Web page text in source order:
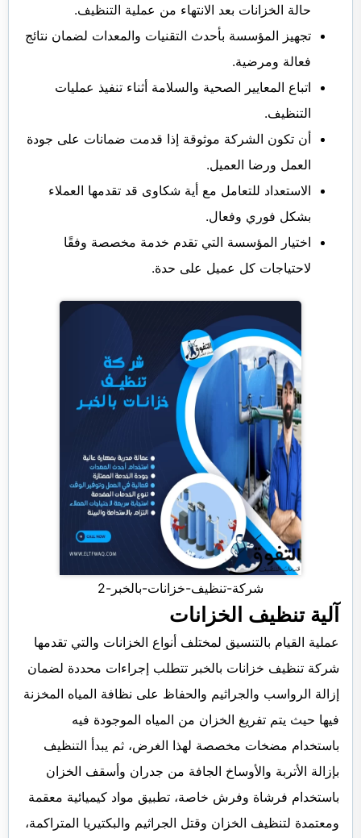
حالة الخزانات بعد الانتهاء من عملية التنظيف.
تجهيز المؤسسة بأحدث التقنيات والمعدات لضمان نتائج
فعالة ومرضية.
اتباع المعايير الصحية والسلامة أثناء تنفيذ عمليات
التنظيف.
أن تكون الشركة موثوقة إذا قدمت ضمانات على جودة
العمل ورضا العميل.
الاستعداد للتعامل مع أية شكاوى قد تقدمها العملاء
بشكل فوري وفعال.
اختيار المؤسسة التي تقدم خدمة مخصصة وفقًا
لاحتياجات كل عميل على حدة.
شركة-تنظيف-خزانات-بالخبر-2
آلية تنظيف الخزانات
عملية القيام بالتنسيق لمختلف أنواع الخزانات والتي تقدمها
شركة تنظيف خزانات بالخبر تتطلب إجراءات محددة لضمان
إزالة الرواسب والجراثيم والحفاظ على نظافة المياه المخزنة
فيها حيث يتم تفريغ الخزان من المياه الموجودة فيه
باستخدام مضخات مخصصة لهذا الغرض، ثم يبدأ التنظيف
بإزالة الأتربة والأوساخ الجافة من جدران وأسقف الخزان
باستخدام فرشاة وفرش خاصة، تطبيق مواد كيميائية معقمة
ومعتمدة لتنظيف الخزان وقتل الجراثيم والبكتيريا المتراكمة،